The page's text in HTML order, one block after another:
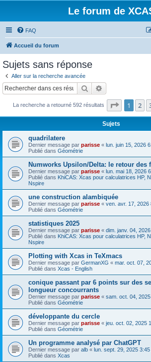
Le forum de
FAQ
Accueil du forum
Sujets sans réponse
Aller sur la recherche avancée
Rechercher
La recherche a retourné 592 résultats Page 1
1 2
Sujets
quadrilatere
Dernier message par parisse « lun. juin 15, 2026
Publié dans Géométrie
Numworks Upsilon/Delta: le retour des
Dernier message par parisse « lun. mai 18, 2026
Publié dans KhiCAS: Xcas pour calculatrices HP,
Nspire
une construction alambiquée
Dernier message par parisse « ven. avr. 17, 2026
Publié dans Géométrie
statistiques 2025
Dernier message par parisse « dim. janv. 04,
Publié dans KhiCAS: Xcas pour calculatrices HP,
Nspire
Plotting with Xcas in TeXmacs
Dernier message par GermanXG « mar. oct. 07,
Publié dans Xcas - English
conique passant par 6 points sur des
longueur concourrants
Dernier message par parisse « sam. oct. 04,
Publié dans Géométrie
développante du cercle
Dernier message par parisse « jeu. oct. 02, 2025
Publié dans Géométrie
Un programme analysé par ChatGPT
Dernier message par alb « lun. sept. 29, 2025 3:45
Publié dans Xcas